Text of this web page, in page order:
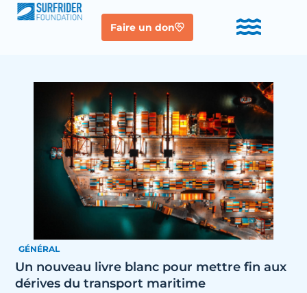
Faire un don
GÉNÉRAL
Un nouveau livre blanc pour mettre fin aux
dérives du transport maritime